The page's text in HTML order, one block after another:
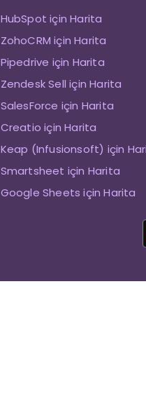
HubSpot için Harita
ZohoCRM için Harita
Pipedrive için Harita
Zendesk Sell için Harita
SalesForce için Harita
Creatio için Harita
Keap (Infusionsoft) için
Smartsheet için Harita
Google Sheets için Harita